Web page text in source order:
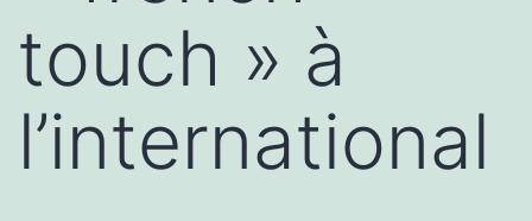
touch » à
l’international